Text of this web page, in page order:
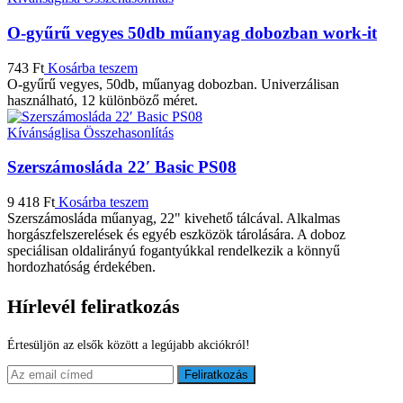
O-gyűrű vegyes 50db műanyag dobozban work-it
743 Ft Kosárba teszem
O-gyűrű vegyes, 50db, műanyag dobozban. Univerzálisan
használható, 12 különböző méret.
Kívánságlisa Összehasonlítás
Szerszámosláda 22′ Basic PS08
9 418 Ft Kosárba teszem
Szerszámosláda műanyag, 22" kivehető tálcával. Alkalmas
horgászfelszerelések és egyéb eszközök tárolására. A doboz
speciálisan oldalirányú fogantyúkkal rendelkezik a könnyű
hordozhatóság érdekében.
Hírlevél feliratkozás
Értesüljön az elsők között a legújabb akciókról!
Feliratkozás